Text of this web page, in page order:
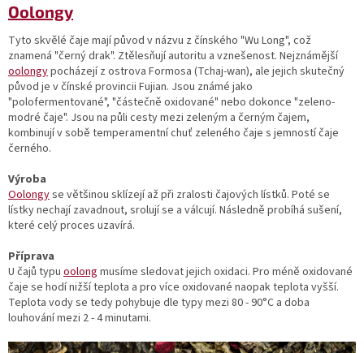
Oolongy
Tyto skvělé čaje mají původ v názvu z čínského "Wu Long", což
znamená "černý drak". Ztělesňují autoritu a vznešenost. Nejznámější
oolongypocházejí z ostrova Formosa (Tchaj-wan), ale jejich skutečný
původ je v čínské provincii Fujian. Jsou známé jako
"polofermentované", "částečně oxidované" nebo dokonce "zeleno-
modré čaje". Jsou na půli cesty mezi zeleným a černým čajem,
kombinují v sobě temperamentní chuť zeleného čaje s jemností čaje
černého.
Výroba
Oolongyse většinou sklízejí až při zralosti čajových lístků. Poté se
lístky nechají zavadnout, srolují se a válcují. Následně probíhá sušení,
které celý proces uzavírá.
Příprava
U čajů typu oolong musíme sledovat jejich oxidaci. Pro méně oxidované
čaje se hodí nižší teplota a pro více oxidované naopak teplota vyšší.
Teplota vody se tedy pohybuje dle typy mezi 80 - 90°C a doba
louhování mezi 2 - 4 minutami.